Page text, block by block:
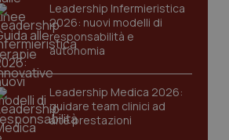
Leadership Infermieristica
2026: nuovi modelli di
responsabilità e
autonomia
Leadership Medica 2026:
guidare team clinici ad
alte prestazioni